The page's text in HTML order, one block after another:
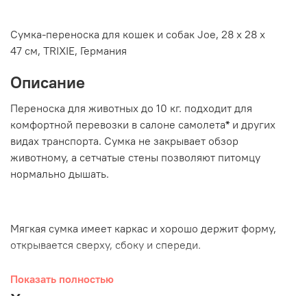
Сумка-переноска для кошек и собак Joe, 28 х 28 х
47 см, TRIXIE, Германия
Описание
Переноска для животных до 10 кг. подходит для
комфортной перевозки в салоне самолета* и других
видах транспорта. Сумка не закрывает обзор
животному, а сетчатые стены позволяют питомцу
нормально дышать.
Мягкая сумка имеет каркас и хорошо держит форму,
открывается сверху, сбоку и спереди.
Показать полностью